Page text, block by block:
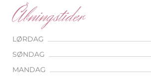
Åbningstider
LØRDAG
SØNDAG
MANDAG